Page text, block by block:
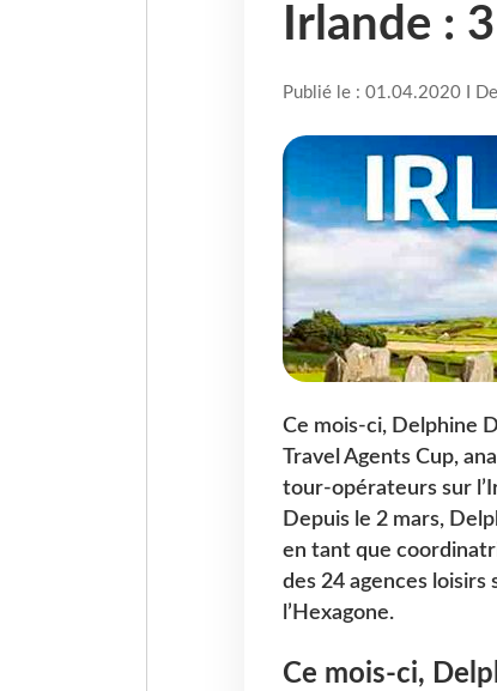
Irlande :
Publié le : 01.04.2020 I
Ce mois-ci, Delphine
Travel Agents Cup,
tour-opérateurs sur
Depuis le 2 mars,
en tant que
des 24 agences loisirs
l’Hexagone.
Ce mois-ci,